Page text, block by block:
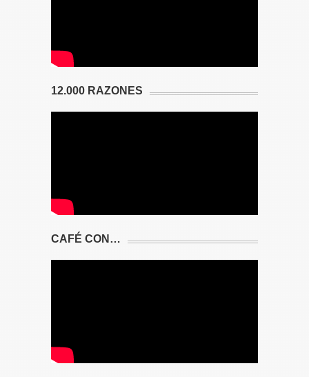
12.000 RAZONES
CAFÉ CON…